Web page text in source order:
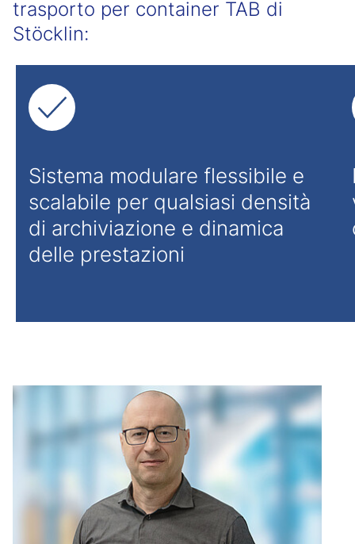
trasporto per container TAB di
Stöcklin:
Sistema modulare flessibile e
scalabile per qualsiasi densità
di archiviazione e dinamica
delle prestazioni